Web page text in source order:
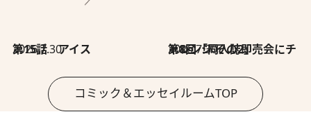
2026.7.30
第15話 アイス 2026.7.30
第8回「同人誌即売会にチャレンジ その2」
コミック＆エッセイルームTOP